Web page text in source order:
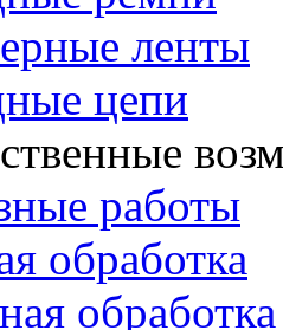
ленты
цепи
работы
обработка
обработка